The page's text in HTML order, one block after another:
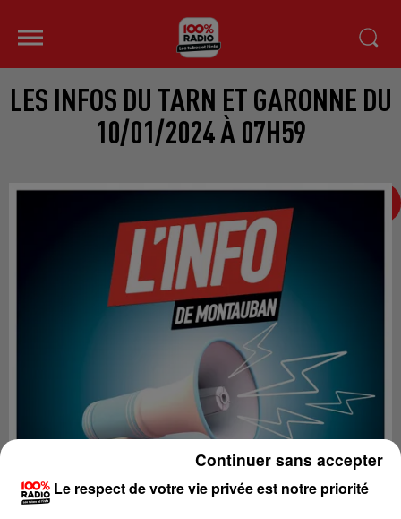
LES INFOS DU TARN ET GARONNE DU
10/01/2024 À 07H59
Le respect de votre vie privée est notre priorité
Continuer sans accepter